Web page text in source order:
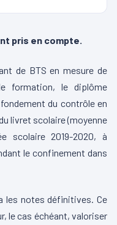
pris en compte.
de BTS en mesure de
formation, le diplôme
du contrôle en
livret scolaire (moyenne
scolaire 2019-2020, à
le confinement dans
les notes définitives. Ce
le cas échéant, valoriser